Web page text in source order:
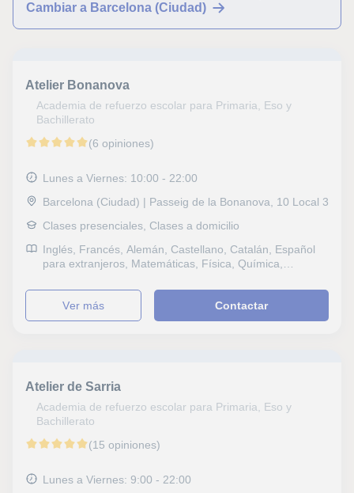
Cambiar a Barcelona (Ciudad)
Atelier Bonanova
Academia de refuerzo escolar para Primaria, Eso y
Bachillerato
(6 opiniones)
Lunes a Viernes: 10:00 - 22:00
Barcelona (Ciudad) | Passeig de la Bonanova, 10 Local 3
Clases presenciales, Clases a domicilio
Inglés, Francés, Alemán, Castellano, Catalán, Español
para extranjeros, Matemáticas, Física, Química,
Estadística, Álgebra, Bioquímica, Sociales, Historia,
Filosofía, Lengua Castellana y Literatura, Latín y Griego,
Otras letras, Escritura, Lectura, Lengua catalana y
Repaso General, ESO, Bachillerato, Primaria,
Universidad, Geografía, Matemáticas aplicadas,
Técnicas de estudio, TDAH Trastorno por déficit de
Macroeconomía
ver más Contactar
Atelier de Sarria
Academia de refuerzo escolar para Primaria, Eso y
Bachillerato
(15 opiniones)
Lunes a Viernes: 9:00 - 22:00